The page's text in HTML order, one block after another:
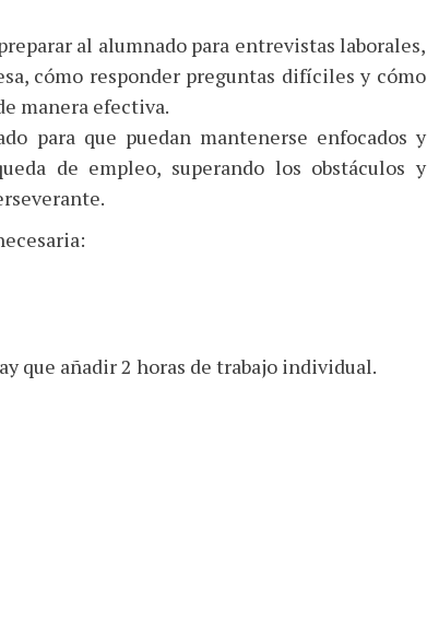
al alumnado para entrevistas laborales,
cómo responder preguntas difíciles y cómo
manera efectiva.
para que puedan mantenerse enfocados y
de empleo, superando los obstáculos y
que añadir 2 horas de trabajo individual.